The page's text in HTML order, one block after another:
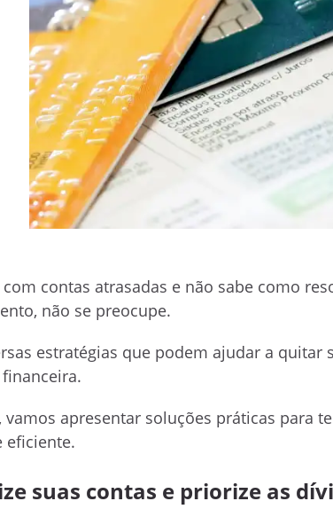
com contas atrasadas e não sabe como
não se preocupe.
estratégias que podem ajudar a
vamos apresentar soluções práticas para
eficiente.
suas contas e priorize as